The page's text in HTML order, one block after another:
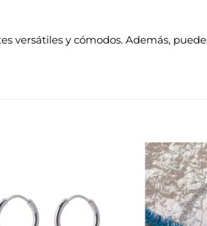
versátiles y cómodos. Además,
deseos